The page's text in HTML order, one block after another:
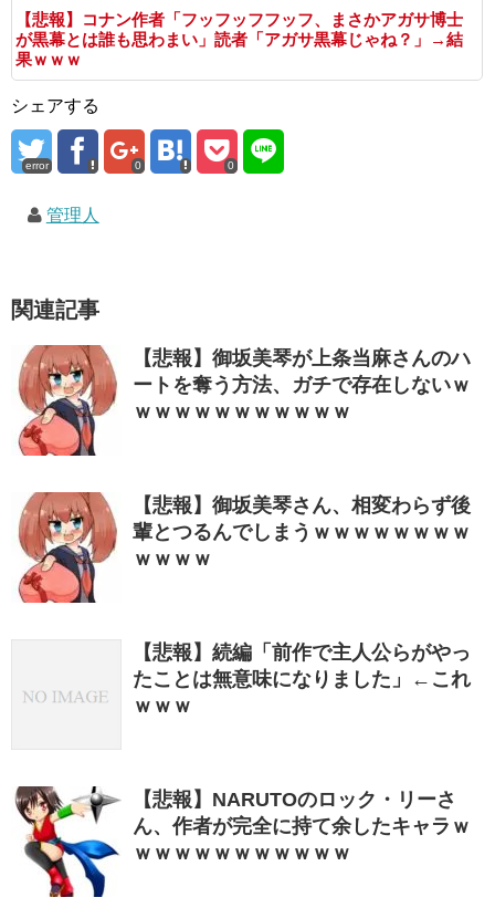
【悲報】コナン作者「フッフッフフッフ、まさかアガサ博士
が黒幕とは誰も思わまい」読者「アガサ黒幕じゃね？」→結
果ｗｗｗ
シェアする
error 0 0
管理人
関連記事
【悲報】御坂美琴が上条当麻さんのハ
ートを奪う方法、ガチで存在しないｗ
ｗｗｗｗｗｗｗｗｗｗｗ
【悲報】御坂美琴さん、相変わらず後
輩とつるんでしまうｗｗｗｗｗｗｗｗ
ｗｗｗｗ
【悲報】続編「前作で主人公らがやっ
たことは無意味になりました」←これ
ｗｗｗ
【悲報】NARUTOのロック・リーさ
ん、作者が完全に持て余したキャラｗ
ｗｗｗｗｗｗｗｗｗｗｗ